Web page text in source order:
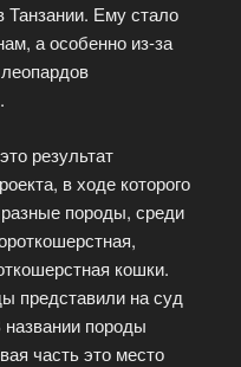
Танзании. Ему стало
а особенно из-за
результат
в ходе которого
породы, среди
кошки.
представили на суд
породы
часть это место